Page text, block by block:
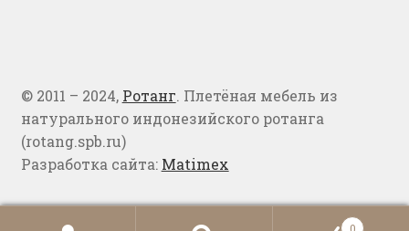
© 2011 – 2024, Ротанг. Плетёная мебель из
натурального индонезийского ротанга
(rotang.spb.ru)
Разработка сайта: Matimex
0